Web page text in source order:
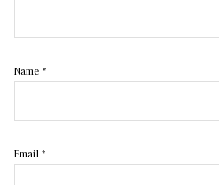
Name *
Email*